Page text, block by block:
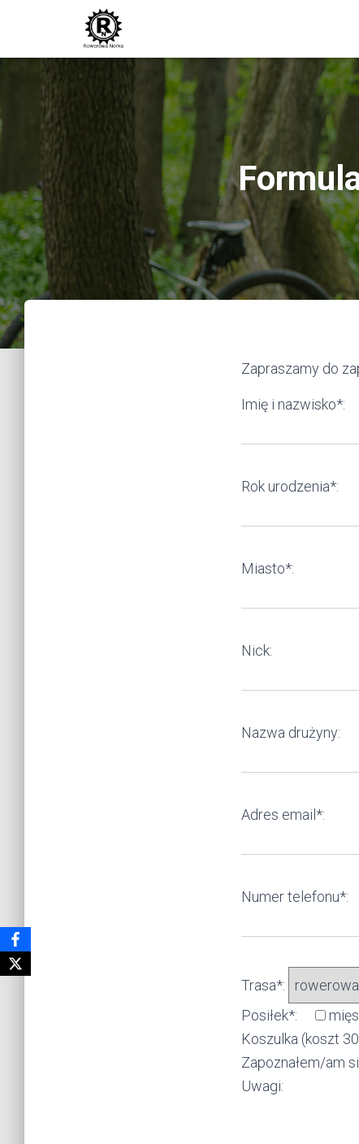
Zapraszamy do
Imię i nazwisko*:
Rok urodzenia*:
Miasto*:
Nick:
Nazwa drużyny:
Adres email*:
Numer telefonu*:
Trasa*:
Posiłek*:
Koszulka (koszt
Zapoznałem/am
Uwagi: